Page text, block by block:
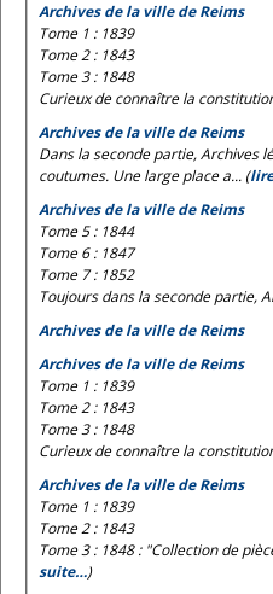
Archives de la ville de Reims
Tome 1 : 1839
Tome 2 : 1843
Tome 3 : 1848
Curieux de connaître la
Archives de la ville de Reims
Dans la seconde partie, Archives
coutumes. Une large place a... (
Archives de la ville de Reims
Tome 5 : 1844
Tome 6 : 1847
Tome 7 : 1852
Toujours dans la seconde partie,
Archives de la ville de Reims
Archives de la ville de Reims
Tome 1 : 1839
Tome 2 : 1843
Tome 3 : 1848
Curieux de connaître la
Archives de la ville de Reims
Tome 1 : 1839
Tome 2 : 1843
Tome 3 : 1848 : "Collection de
suite…)